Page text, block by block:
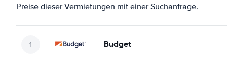
Preise dieser Vermietungen mit einer Suchanfrage.
Budget